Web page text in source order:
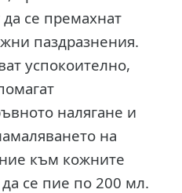
се премахнат
паздразнения.
успокоително,
налягане и
на
към кожните
се пие по 200 мл.